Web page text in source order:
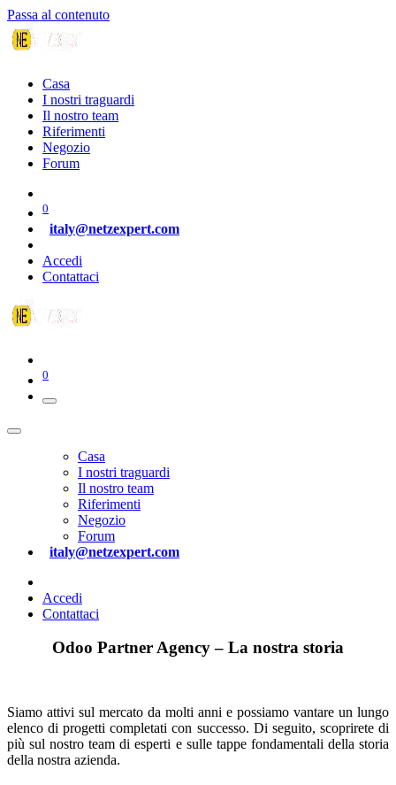
Passa al contenuto
Casa
I nostri traguardi
Il nostro team​
Riferimenti
Negozio
Forum
0
italy@netzexpert.com
Accedi
Contattaci
0
Casa
I nostri traguardi
Il nostro team​
Riferimenti
Negozio
Forum
italy@netzexpert.com
Accedi
Contattaci
Odoo Partner Agency – La nostra storia
Siamo attivi sul mercato da molti anni e possiamo vantare un lungo
elenco di progetti completati con successo. Di seguito, scoprirete di
più sul nostro team di esperti e sulle tappe fondamentali della storia
della nostra azienda.